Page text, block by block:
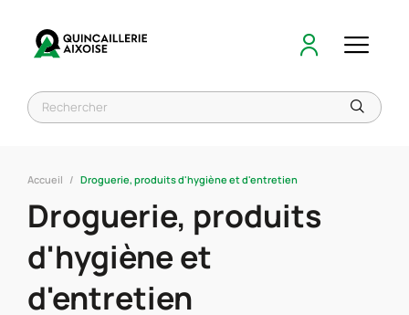
Accueil Droguerie, produits d'hygiène et d'entretien
Droguerie, produits
d'hygiène et
d'entretien